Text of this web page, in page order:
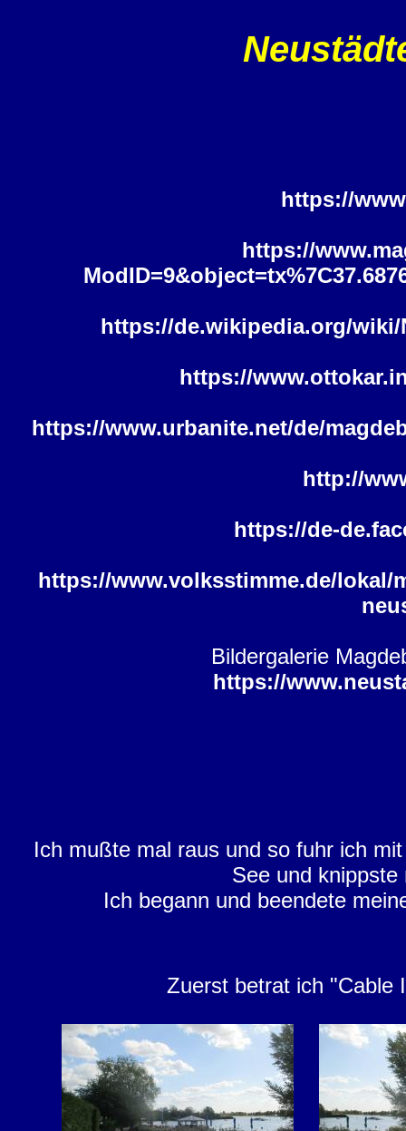
https://
https://
https://de.wikipedia.org/wiki/
https://
https://www.urbanite.net/de/
http://
https://de-
https://www.volksstimme.de/lokal/
Bildergalerie
https://
Ich mußte mal raus und so fuhr ich
See und
Ich begann und beendete
Zuerst betrat ich "Cable